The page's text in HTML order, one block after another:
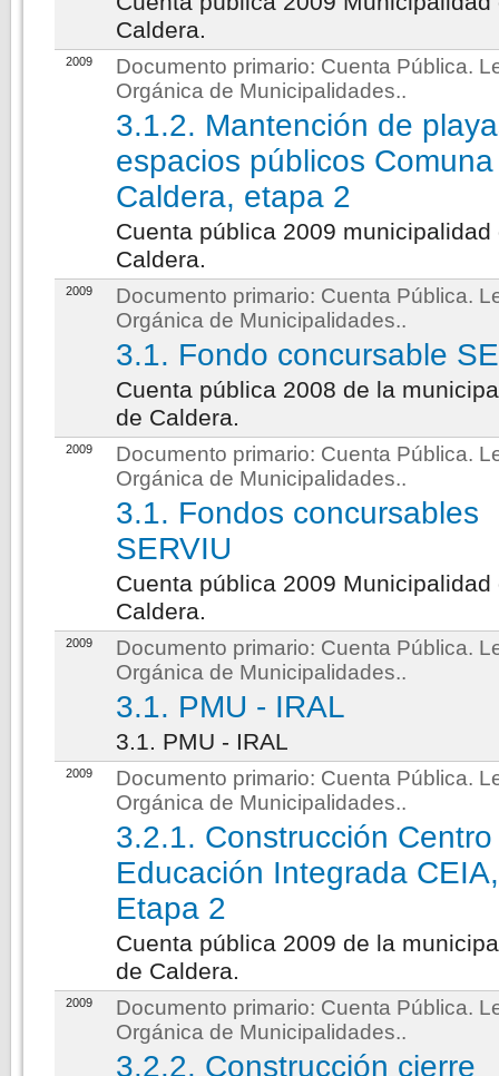
Caldera.
2009 Documento primario: Cuenta Pública.
Orgánica de Municipalidades..
3.1.2. Mantención de
espacios públicos
Caldera, etapa 2
Cuenta pública 2009 municipalidad
Caldera.
2009 Documento primario: Cuenta Pública.
Orgánica de Municipalidades..
3.1. Fondo concursable
Cuenta pública 2008 de la
de Caldera.
2009 Documento primario: Cuenta Pública.
Orgánica de Municipalidades..
3.1. Fondos concursables
SERVIU
Cuenta pública 2009 Municipalidad
Caldera.
2009 Documento primario: Cuenta Pública.
Orgánica de Municipalidades..
3.1. PMU - IRAL
3.1. PMU - IRAL
2009 Documento primario: Cuenta Pública.
Orgánica de Municipalidades..
3.2.1. Construcción
Educación Integrada CEIA,
Etapa 2
Cuenta pública 2009 de la
de Caldera.
2009 Documento primario: Cuenta Pública.
Orgánica de Municipalidades..
3.2.2. Construcción cierre